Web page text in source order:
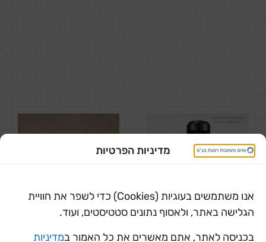
מדיניות הפרטיות
אנו משתמשים בעוגיות (Cookies) כדי לשפר את חוויית
הגלישה באתר, ולאסוף נתונים סטטיסטים, ועוד.
בכניסה לאתר, אתם מאשרים את כל האמור במדיניות משאבה